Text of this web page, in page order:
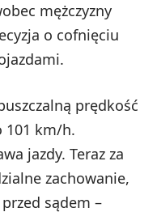
mężczyzny
o cofnięciu
prędkość
101 km/h.
jazdy. Teraz za
zachowanie,
sądem –